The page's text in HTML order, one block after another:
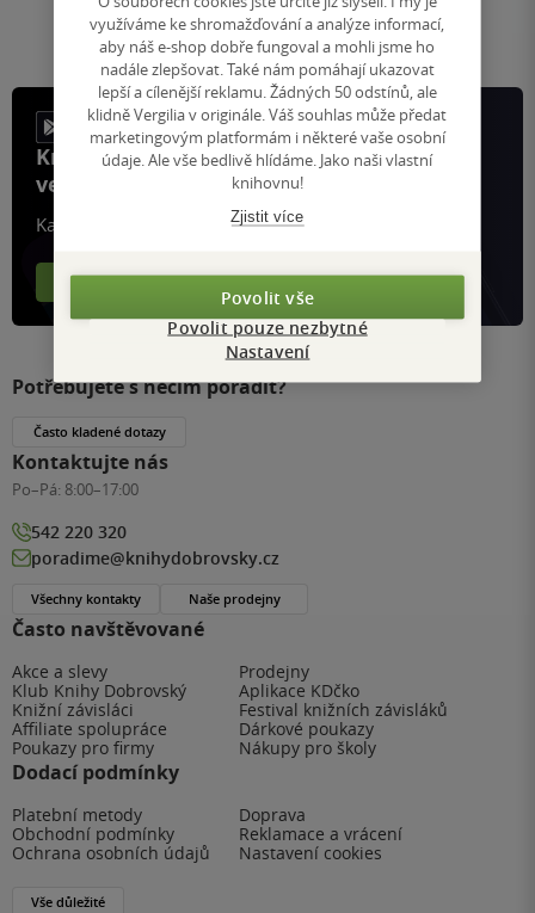
na
stránku
Knihy, recenze a klubové výhody
ve vaší kapse a naší appce KDčko
Každý měsíc společně přečteme tisíce knih
Více o aplikaci Více o klubu
Často navštěvované
Akce a slevy
Prodejny
Klub Knihy Dobrovský
Aplikace KDčko
Knižní závisláci
Festival knižních závisláků
Affiliate spolupráce
Dárkové poukazy
Poukazy pro firmy
Nákupy pro školy
Dodací podmínky
Platební metody
Doprava
Obchodní podmínky
Reklamace a vrácení
Ochrana osobních údajů
Nastavení cookies
Vše důležité
Potřebujete s něčím poradit?
Často kladené dotazy
Kontaktujte nás
Po–Pá: 8:00–17:00
542 220 320
poradime@knihydobrovsky.cz
Všechny kontakty Naše prodejny
využíváme ke shromažďování a analýze informací,
aby náš e-shop dobře fungoval a mohli jsme ho
nadále zlepšovat. Také nám pomáhají ukazovat
lepší a cílenější reklamu. Žádných 50 odstínů, ale
klidně Vergilia v originále. Váš souhlas může předat
marketingovým platformám i některé vaše osobní
údaje. Ale vše bedlivě hlídáme. Jako naši vlastní
knihovnu!
Zjistit více
Povolit vše
Povolit pouze nezbytné
Nastavení